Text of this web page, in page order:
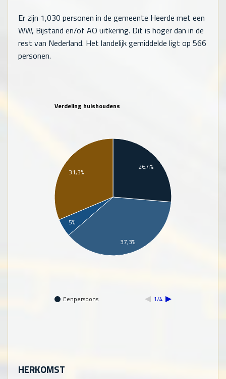
Er zijn 1,030 personen in de gemeente Heerde met een
WW, Bijstand en/of AO uitkering. Dit is hoger dan in de
rest van Nederland. Het landelijk gemiddelde ligt op 566
personen.
Verdeling huishoudens
Eenpersoons 1/4
26,4%
31,3%
5%
37,3%
HERKOMST